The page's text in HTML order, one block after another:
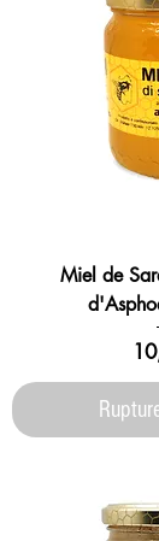
Miel de